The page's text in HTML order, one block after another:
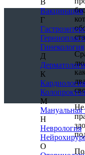
В
Вакцинация
Г
Гинекология
Д
К
Кардиология
М
Мануальная
Н
Неврология
О
Не